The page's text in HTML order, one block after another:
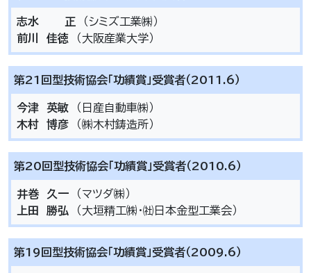
志水 正 （シミズ工業㈱）
前川 佳徳 （大阪産業大学）
第21回型技術協会「功績賞」受賞者（2011.6）
今津 英敏 （日産自動車㈱）
木村 博彦 （㈱木村鋳造所）
第20回型技術協会「功績賞」受賞者（2010.6）
井巻 久一 （マツダ㈱）
上田 勝弘 （大垣精工㈱･㈳日本金型工業会）
第19回型技術協会「功績賞」受賞者（2009.6）